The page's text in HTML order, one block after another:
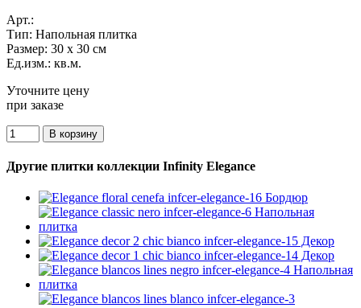
Арт.:
Тип: Напольная плитка
Размер: 30 x 30 см
Ед.изм.: кв.м.
Уточните цену
при заказе
Другие плитки коллекции Infinity Elegance